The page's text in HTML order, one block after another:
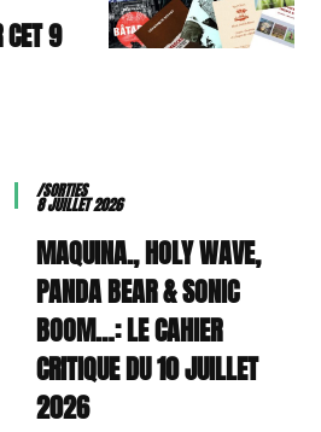
CET
/SORTIES
8 JUILLET 2026
MAQUINA., HOLY WAVE,
PANDA BEAR & SONIC
BOOM…: LE CAHIER
CRITIQUE DU 10 JUILLET
2026